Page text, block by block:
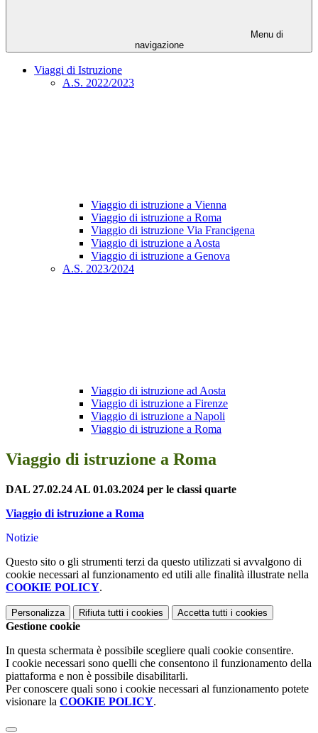
Menu di
navigazione
Viaggi di Istruzione
A.S. 2022/2023
Viaggio di istruzione a Vienna
Viaggio di istruzione a Roma
Viaggio di istruzione Via Francigena
Viaggio di istruzione a Aosta
Viaggio di istruzione a Genova
A.S. 2023/2024
Viaggio di istruzione ad Aosta
Viaggio di istruzione a Firenze
Viaggio di istruzione a Napoli
Viaggio di istruzione a Roma
Viaggio di istruzione a Roma
DAL 27.02.24 AL 01.03.2024 per le classi quarte
Viaggio di istruzione a Roma
Notizie
Questo sito o gli strumenti terzi da questo utilizzati si avvalgono di
cookie necessari al funzionamento ed utili alle finalità illustrate nella
COOKIE POLICY.
Personalizza Rifiuta tutti i cookies Accetta tutti i cookies
Gestione cookie
In questa schermata è possibile scegliere quali cookie consentire.
I cookie necessari sono quelli che consentono il funzionamento della
piattaforma e non è possibile disabilitarli.
Per conoscere quali sono i cookie necessari al funzionamento potete
visionare la COOKIE POLICY.